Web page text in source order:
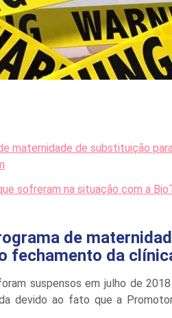
maternidade de substituição
sofreram na situação com a
de
fechamento da
suspensos em julho de
devido ao fato que a